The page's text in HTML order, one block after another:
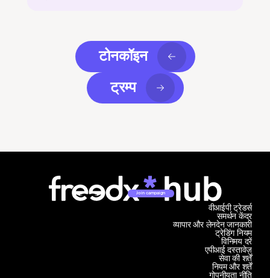
टोनकॉइन
ट्रम्प
Join campaign
समर्थन केंद्र
व्यापार और लेनदेन जानकारी
वीआईपी ट्रेडर्स
ट्रेडिंग नियम
विनिमय दरें
एपीआई दस्तावेज़
सेवा की शर्तें
नियम और शर्तें
गोपनीयता नीति